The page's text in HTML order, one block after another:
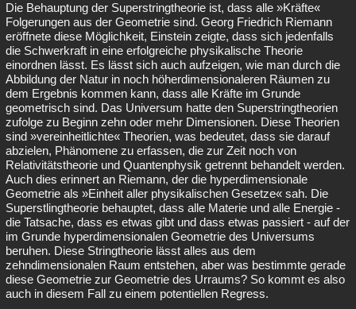
Die Behauptung der Superstringtheorie ist, dass alle »Kräfte«
Folgerungen aus der Geometrie sind. Georg Friedrich Riemann
eröffnete diese Möglichkeit, Einstein zeigte, dass sich jedenfalls
die Schwerkraft in eine erfolgreiche physikalische Theorie
einordnen lässt. Es lässt sich auch aufzeigen, wie man durch die
Abbildung der Natur in noch höherdimensionaleren Räumen zu
dem Ergebnis kommen kann, dass alle Kräfte im Grunde
geometrisch sind. Das Universum hatte den Superstringtheorien
zufolge zu Beginn zehn oder mehr Dimensionen. Diese Theorien
sind »vereinheitlichte« Theorien, was bedeutet, dass sie darauf
abzielen, Phänomene zu erfassen, die zur Zeit noch von
Relativitätstheorie und Quantenphysik getrennt behandelt werden.
Auch dies erinnert an Riemann, der die hyperdimensionale
Geometrie als »Einheit aller physikalischen Gesetze« sah. Die
Superstlingtheorie behauptet, dass alle Materie und alle Energie -
die Tatsache, dass es etwas gibt und dass etwas passiert - auf der
im Grunde hyperdimensionalen Geometrie des Universums
beruhen. Diese Stringtheorie lässt alles aus dem
zehndimensionalen Raum entstehen, aber was bestimmte gerade
diese Geometrie zur Geometrie des Urraums? So kommt es also
auch in diesem Fall zu einem potentiellen Regress.